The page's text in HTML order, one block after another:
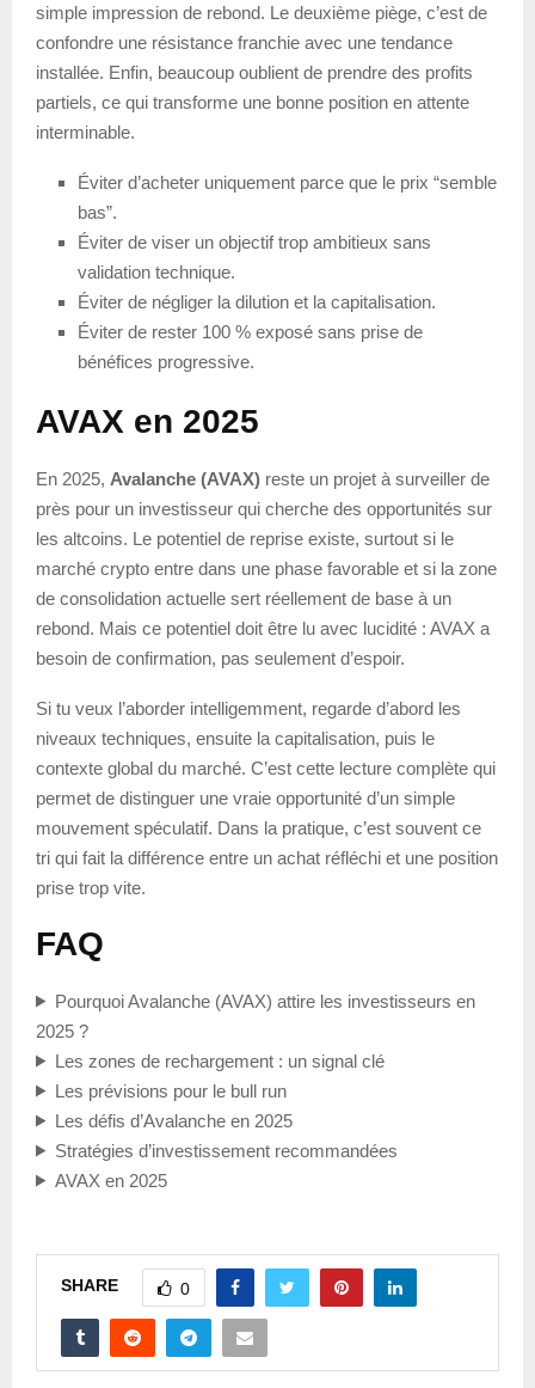
simple impression de rebond. Le deuxième piège, c’est de
confondre une résistance franchie avec une tendance
installée. Enfin, beaucoup oublient de prendre des profits
partiels, ce qui transforme une bonne position en attente
interminable.
Éviter d’acheter uniquement parce que le prix “semble
bas”.
Éviter de viser un objectif trop ambitieux sans
validation technique.
Éviter de négliger la dilution et la capitalisation.
Éviter de rester 100 % exposé sans prise de
bénéfices progressive.
AVAX en 2025
En 2025, Avalanche (AVAX) reste un projet à surveiller de
près pour un investisseur qui cherche des opportunités sur
les altcoins. Le potentiel de reprise existe, surtout si le
marché crypto entre dans une phase favorable et si la zone
de consolidation actuelle sert réellement de base à un
rebond. Mais ce potentiel doit être lu avec lucidité : AVAX a
besoin de confirmation, pas seulement d’espoir.
Si tu veux l’aborder intelligemment, regarde d’abord les
niveaux techniques, ensuite la capitalisation, puis le
contexte global du marché. C’est cette lecture complète qui
permet de distinguer une vraie opportunité d’un simple
mouvement spéculatif. Dans la pratique, c’est souvent ce
tri qui fait la différence entre un achat réfléchi et une position
prise trop vite.
FAQ
Pourquoi Avalanche (AVAX) attire les investisseurs en
2025 ?
Les zones de rechargement : un signal clé
Les prévisions pour le bull run
Les défis d’Avalanche en 2025
Stratégies d’investissement recommandées
AVAX en 2025
SHARE 0